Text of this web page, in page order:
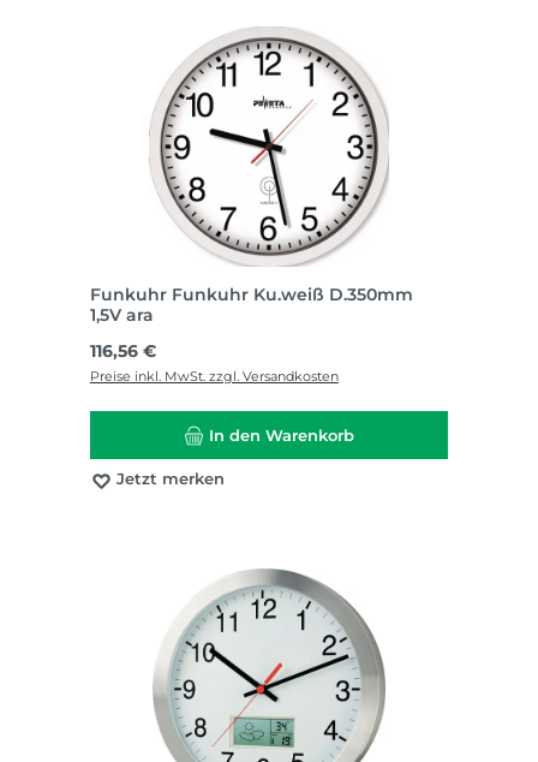
Funkuhr Funkuhr Ku.weiß D.350mm
1,5V ara
Regulärer Preis:
116,56 €
Preise inkl. MwSt. zzgl. Versandkosten
In den Warenkorb
Jetzt merken